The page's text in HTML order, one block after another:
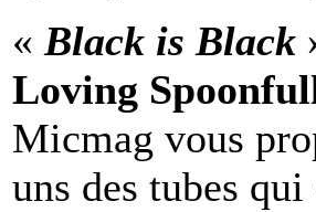
« Black is Black
Loving
Micmag vous
uns des tubes